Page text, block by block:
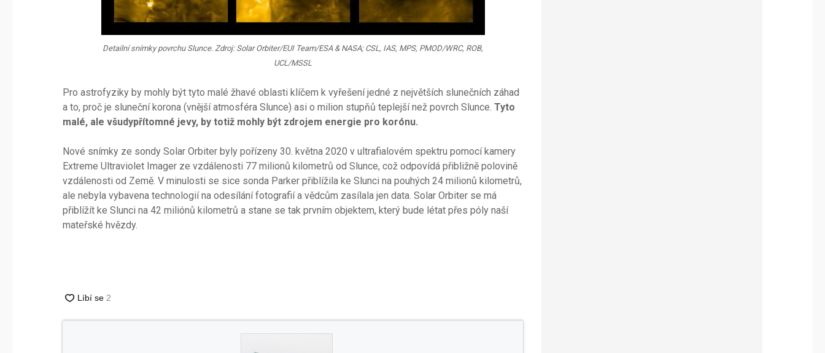
Detailní snímky povrchu Slunce. Zdroj: Solar Orbiter/EUI Team/ESA & NASA; CSL, IAS, MPS, PMOD/WRC, ROB,
UCL/MSSL
Pro astrofyziky by mohly být tyto malé žhavé oblasti klíčem k vyřešení jedné z největších slunečních záhad
a to, proč je sluneční korona (vnější atmosféra Slunce) asi o milion stupňů teplejší než povrch Slunce. Tyto
malé, ale všudypřítomné jevy, by totiž mohly být zdrojem energie pro korónu.
Nové snímky ze sondy Solar Orbiter byly pořízeny 30. května 2020 v ultrafialovém spektru pomocí kamery
Extreme Ultraviolet Imager ze vzdálenosti 77 milionů kilometrů od Slunce, což odpovídá přibližně polovině
vzdálenosti od Země. V minulosti se sice sonda Parker přiblížila ke Slunci na pouhých 24 milionů kilometrů,
ale nebyla vybavena technologií na odesílání fotografií a vědcům zasílala jen data. Solar Orbiter se má
přiblížít ke Slunci na 42 miliónů kilometrů a stane se tak prvním objektem, který bude létat přes póly naší
mateřské hvězdy.